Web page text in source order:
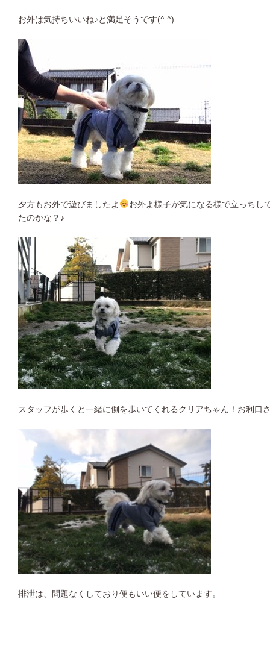
お外は気持ちいいね♪と満足そうです(^ ^)
夕方もお外で遊びましたよ
お外よ様子が気になる様で立っちし
たのかな？♪
スタッフが歩くと一緒に側を歩いてくれるクリアちゃん！お利口
排泄は、問題なくしており便もいい便をしています。